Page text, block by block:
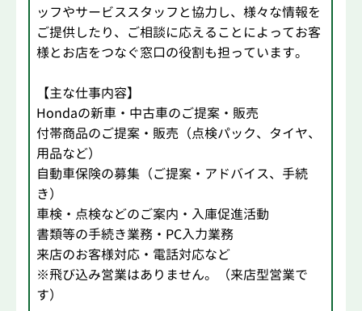
ッフやサービススタッフと協力し、様々な情報を
ご提供したり、ご相談に応えることによってお客
様とお店をつなぐ窓口の役割も担っています。
【主な仕事内容】
Hondaの新車・中古車のご提案・販売
付帯商品のご提案・販売（点検パック、タイヤ、
用品など）
自動車保険の募集（ご提案・アドバイス、手続
き）
車検・点検などのご案内・入庫促進活動
書類等の手続き業務・PC入力業務
来店のお客様対応・電話対応など
※飛び込み営業はありません。（来店型営業で
す）